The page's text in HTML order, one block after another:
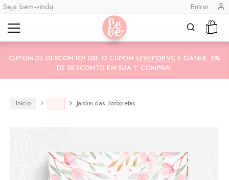
Seja bem-vinda Entrar...
Leve
você"
Lembranças
Variedades
Encadernadas
CUPOM DE DESCONTO! USE O CUPOM LEVEPORVC E GANHE 5%
DE DESCONTO EM SUA 1ª COMPRA!
Início ... Jardim das Borboletas